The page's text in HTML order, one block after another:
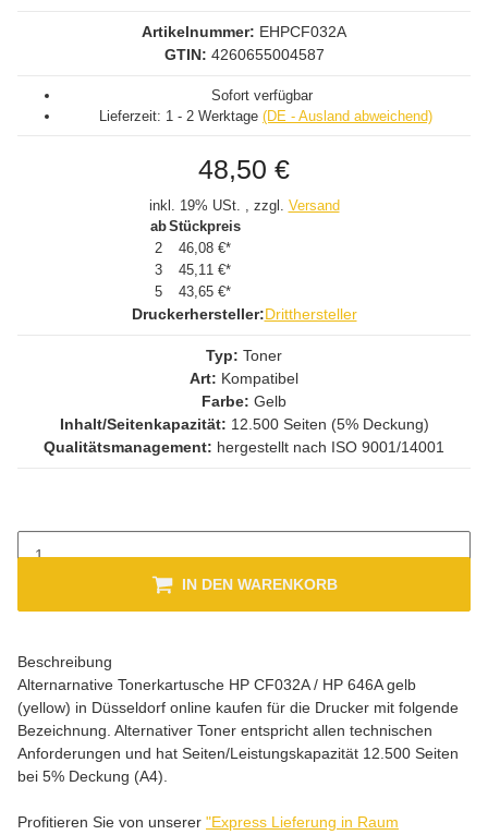
Artikelnummer: EHPCF032A
GTIN: 4260655004587
Sofort verfügbar
Lieferzeit: 1 - 2 Werktage (DE - Ausland abweichend)
48,50 €
inkl. 19% USt. , zzgl. Versand
abStückpreis
2
46,08 €*
3
45,11 €*
5
43,65 €*
Druckerhersteller:Dritthersteller
Typ: Toner
Art: Kompatibel
Farbe: Gelb
Inhalt/Seitenkapazität: 12.500 Seiten (5% Deckung)
Qualitätsmanagement: hergestellt nach ISO 9001/14001
IN DEN WARENKORB
Beschreibung
Alternarnative Tonerkartusche HP CF032A / HP 646A gelb
(yellow) in Düsseldorf online kaufen für die Drucker mit folgende
Bezeichnung. Alternativer Toner entspricht allen technischen
Anforderungen und hat Seiten/Leistungskapazität 12.500 Seiten
bei 5% Deckung (A4).
Profitieren Sie von unserer "Express Lieferung in Raum